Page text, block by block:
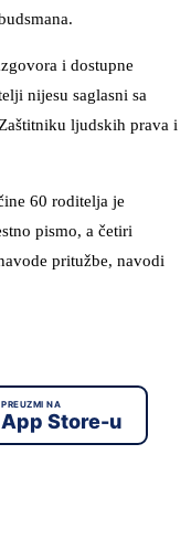
i dostupne
nijesu saglasni sa
ljudskih prava i
60 roditelja je
pismo, a četiri
pritužbe, navodi
PREUZMI NA
App Store-u